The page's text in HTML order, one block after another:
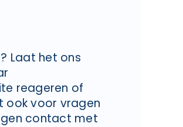
Laat het ons
reageren of
ook voor vragen
contact met